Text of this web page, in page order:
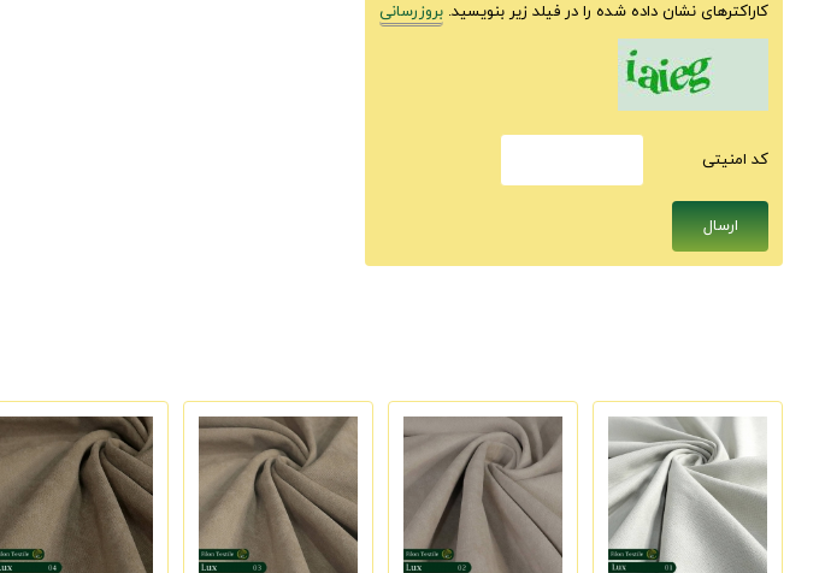
کاراکترهای نشان داده شده را در فیلد زیر بنویسید. بروزرسانی
كد امنيتى